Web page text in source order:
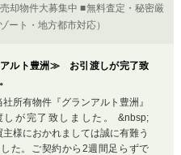
却物件大募集中 ■無料査定・秘密厳
ート・地方都市対応）
ルト豊洲≫ お引渡しが完了致
所有物件『グランアルト豊洲』
しが完了致しました。 &nbsp;
様におかれましては誠に有難う
した。ご契約から2週間足らずで